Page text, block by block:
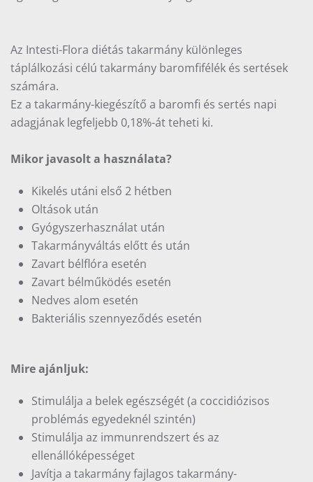
Az Intesti-Flora diétás takarmány különleges
táplálkozási célú takarmány baromfifélék és sertések
számára.
Ez a takarmány-kiegészítő a baromfi és sertés napi
adagjának legfeljebb 0,18%-át teheti ki.
Mikor javasolt a használata?
Kikelés utáni első 2 hétben
Oltások után
Gyógyszerhasználat után
Takarmányváltás előtt és után
Zavart bélflóra esetén
Zavart bélműködés esetén
Nedves alom esetén
Bakteriális szennyeződés esetén
Mire ajánljuk:
Stimulálja a belek egészségét (a coccidiózisos
problémás egyedeknél szintén)
Stimulálja az immunrendszert és az
ellenállóképességet
Javítja a takarmány fajlagos takarmány-